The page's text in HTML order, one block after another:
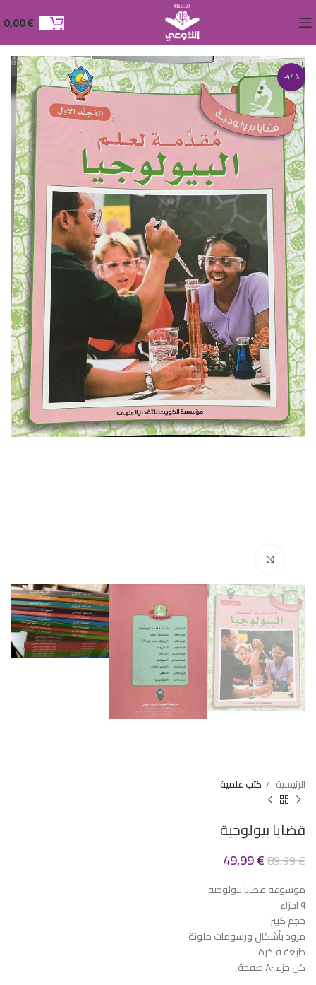
0,00€
-44%
الرئيسية كتب علمية
قضايا بيولوجية
89,99€
49,99€
موسوعة قضايا بيولوجية
٩ اجزاء
حجم كبير
مزود بأشكال ورسومات ملونة
طبعة فاخرة
كل جزء ٨٠ صفحة